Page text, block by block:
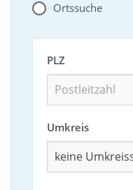
Ortssuche
PLZ
Umkreis